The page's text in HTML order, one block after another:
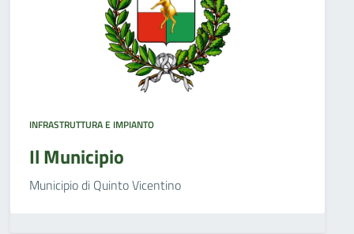
INFRASTRUTTURA E IMPIANTO
Il Municipio
Municipio di Quinto Vicentino